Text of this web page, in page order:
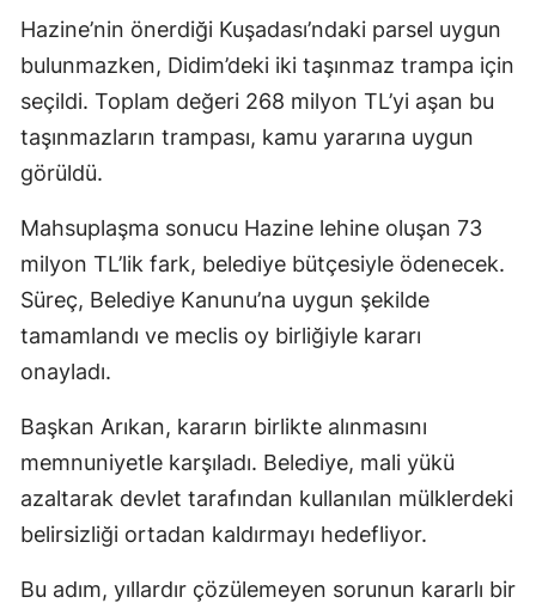
Hazine’nin önerdiği Kuşadası’ndaki parsel uygun
bulunmazken, Didim’deki iki taşınmaz trampa için
seçildi. Toplam değeri 268 milyon TL’yi aşan bu
taşınmazların trampası, kamu yararına uygun
görüldü.
Mahsuplaşma sonucu Hazine lehine oluşan 73
milyon TL’lik fark, belediye bütçesiyle ödenecek.
Süreç, Belediye Kanunu’na uygun şekilde
tamamlandı ve meclis oy birliğiyle kararı
onayladı.
Başkan Arıkan, kararın birlikte alınmasını
memnuniyetle karşıladı. Belediye, mali yükü
azaltarak devlet tarafından kullanılan mülklerdeki
belirsizliği ortadan kaldırmayı hedefliyor.
Bu adım, yıllardır çözülemeyen sorunun kararlı bir